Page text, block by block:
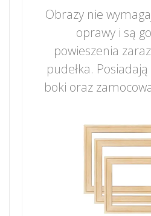
Obrazy nie
oprawy i są
powieszenia
pudełka.
boki oraz